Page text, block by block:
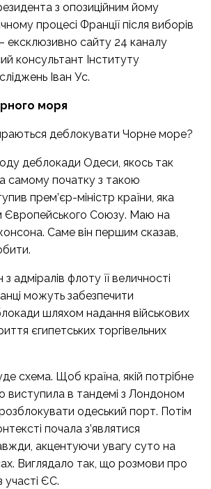
з опозиційним йому
процесі Франції після виборів
ексклюзивно сайту 24 каналу
консультант Інституту
Іван Ус.
моря
деблокувати Чорне море?
деблокади Одеси, якось так
самому початку з такою
прем’єр-міністр країни, яка
Європейського Союзу. Маю на
Саме він першим сказав,
адміралів флоту її величності
можуть забезпечити
шляхом надання військових
єгипетських торгівельних
схема. Щоб країна, якій потрібне
виступила в тандемі з Лондоном
одеський порт. Потім
почала з’являтися
акцентуючи увагу суто на
Виглядало так, що розмови про
ЄС.